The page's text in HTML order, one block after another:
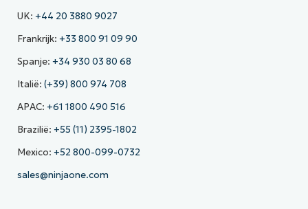
UK: +44 20 3880 9027
Frankrijk: +33 800 91 09 90
Spanje: +34 930 03 80 68
Italië: (+39) 800 974 708
APAC: +61 1800 490 516
Brazilië: +55 (11) 2395-1802
Mexico: +52 800-099-0732
sales@ninjaone.com